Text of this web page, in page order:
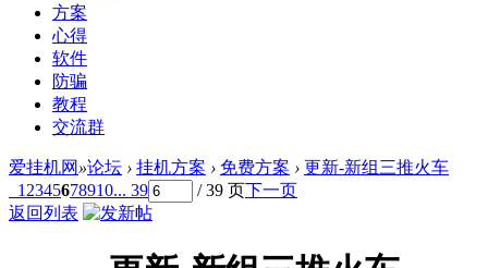
方案
心得
软件
防骗
教程
交流群
爱挂机网 »论坛 › 挂机方案 › 免费方案 › 更新-新组三推火车
1 2345678910... 39 / 39 页下一页
返回列表